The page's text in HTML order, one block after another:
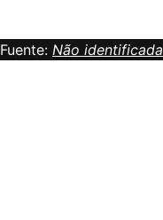
Fuente: Não identificada